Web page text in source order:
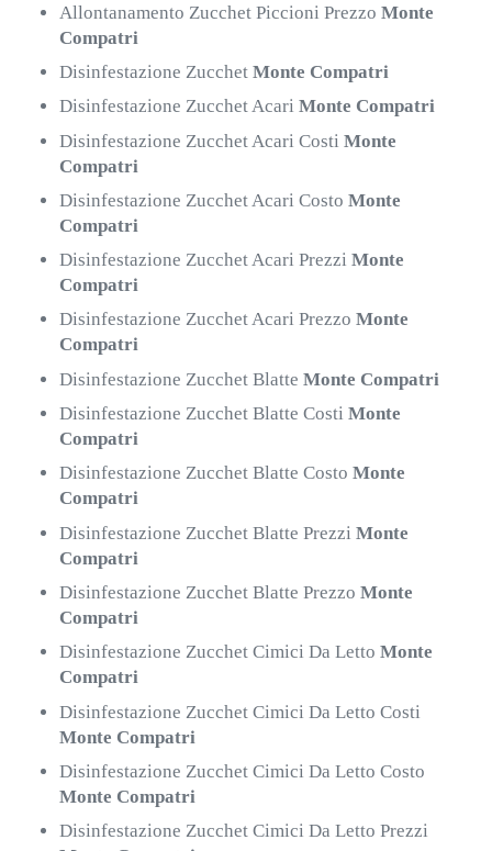
Allontanamento Zucchet Piccioni PrezzoMonte
Compatri
Disinfestazione ZucchetMonte Compatri
Disinfestazione Zucchet AcariMonte Compatri
Disinfestazione Zucchet Acari CostiMonte
Compatri
Disinfestazione Zucchet Acari CostoMonte
Compatri
Disinfestazione Zucchet Acari PrezziMonte
Compatri
Disinfestazione Zucchet Acari PrezzoMonte
Compatri
Disinfestazione Zucchet BlatteMonte Compatri
Disinfestazione Zucchet Blatte CostiMonte
Compatri
Disinfestazione Zucchet Blatte CostoMonte
Compatri
Disinfestazione Zucchet Blatte PrezziMonte
Compatri
Disinfestazione Zucchet Blatte PrezzoMonte
Compatri
Disinfestazione Zucchet Cimici Da LettoMonte
Compatri
Disinfestazione Zucchet Cimici Da Letto Costi
Monte Compatri
Disinfestazione Zucchet Cimici Da Letto Costo
Monte Compatri
Disinfestazione Zucchet Cimici Da Letto Prezzi